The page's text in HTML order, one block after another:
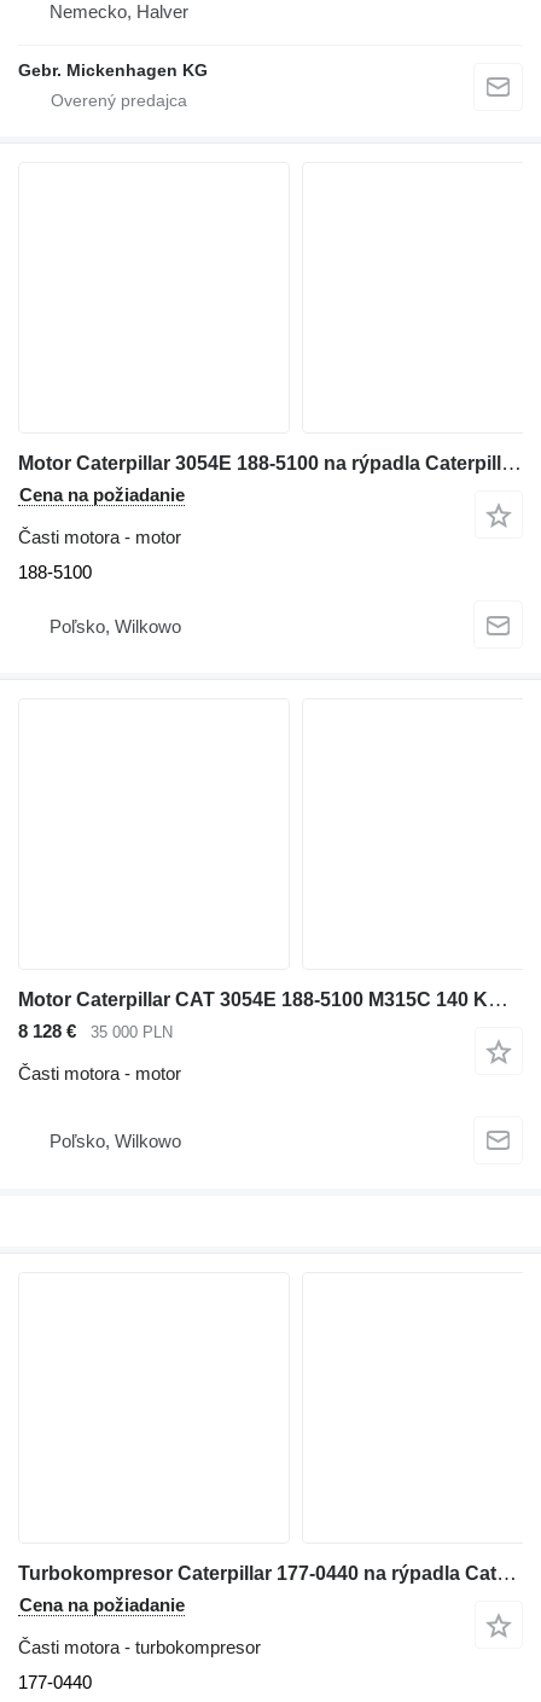
Nemecko, Halver
Gebr. Mickenhagen KG
Motor Caterpillar 3054E 188-5100 na rýpadla Caterpillar M315C
Cena na požiadanie
Časti motora - motor
188-5100
Poľsko, Wilkowo
Motor Caterpillar CAT 3054E 188-5100 M315C 140 KM na teleskopického čelného nakladača
8 128 € 35 000 PLN
Časti motora - motor
Poľsko, Wilkowo
Turbokompresor Caterpillar 177-0440 na rýpadla Caterpillar 324D 324D 324D 324D L 324D LN 325C 325C L 325D 325D 325D L 328D 329D 329D L M325C M325D M325D L M325D
Cena na požiadanie
Časti motora - turbokompresor
177-0440